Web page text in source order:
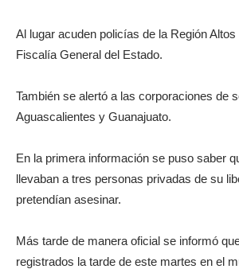
Al lugar acuden policías de la Región
Fiscalía General del Estado.
También se alertó a las corporaciones de
Aguascalientes y Guanajuato.
En la primera información se puso saber
llevaban a tres personas privadas de su
pretendían asesinar.
Más tarde de manera oficial se informó
registrados la tarde de este martes en el